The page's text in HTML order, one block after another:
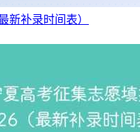
新补录时间表）